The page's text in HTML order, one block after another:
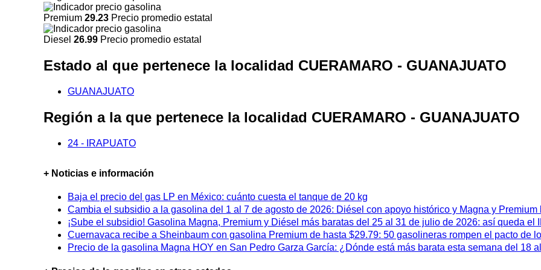
Premium 29.23 Precio promedio estatal
Diesel 26.99 Precio promedio estatal
Estado al que pertenece la localidad CUERAMARO - GUANAJUATO
GUANAJUATO
Región a la que pertenece la localidad CUERAMARO - GUANAJUATO
24 - IRAPUATO
+ Noticias e información
Baja el precio del gas LP en México: cuánto cuesta el tanque de 20 kg
Cambia el subsidio a la gasolina del 1 al 7 de agosto de 2026: Diésel con apoyo histórico y Magna y Premium
¡Sube el subsidio! Gasolina Magna, Premium y Diésel más baratas del 25 al 31 de julio de 2026: así queda el
Cuernavaca recibe a Sheinbaum con gasolina Premium de hasta $29.79: 50 gasolineras rompen el pacto de
Precio de la gasolina Magna HOY en San Pedro Garza García: ¿Dónde está más barata esta semana del 18